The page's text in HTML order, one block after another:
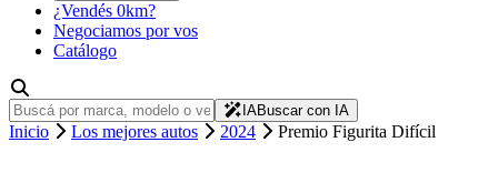
¿Vendés 0km?
Negociamos por vos
Catálogo
IABuscar con IA
Inicio Los mejores autos 2024 Premio Figurita Difícil